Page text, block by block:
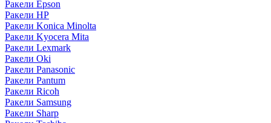
Ракели Epson
Ракели HP
Ракели Konica Minolta
Ракели Kyocera Mita
Ракели Lexmark
Ракели Oki
Ракели Panasonic
Ракели Pantum
Ракели Ricoh
Ракели Samsung
Ракели Sharp